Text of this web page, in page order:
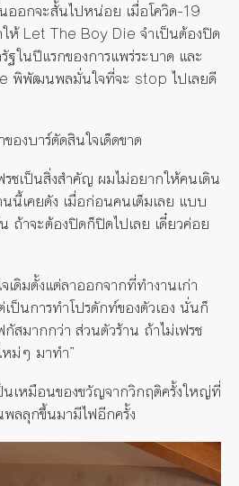
ออกจะสั้นไปหน่อย เมื่อโควิด-19
ห้ Let The Boy Die จำเป็นต้องปิด
ฐในปีแรกของการแพร่ระบาด และ
พิพัฒนพลมั่นใจที่จะ stop ไปเลยดี
องบาร์ตัดสินใจเด็ดขาด
รชเป็นสิ่งสำคัญ ผมไม่อยากให้คนเดิน
นนี้เคยดัง เมื่อก่อนคนเต็มเลย แบบ
าจะต้องปิดก็ปิดไปเลย เดี๋ยวค่อย
เดิมตั้งแต่ลาออกจากที่ทำงานเก่า
ป็นการทำโปรดักท์ของตัวเอง นั่นก็
สมากกว่า ส่วนตัวร้าน ถ้าไม่เฟรช
ม่ๆ มาทำ”
เหมือนของขวัญจากวิกฤติครั้งใหญ่ที่
ลลุกขึ้นมามีไฟอีกครั้ง